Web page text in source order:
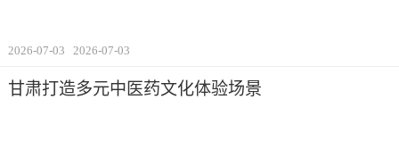
2026-07-03 2026-07-03
甘肃打造多元中医药文化体验场景